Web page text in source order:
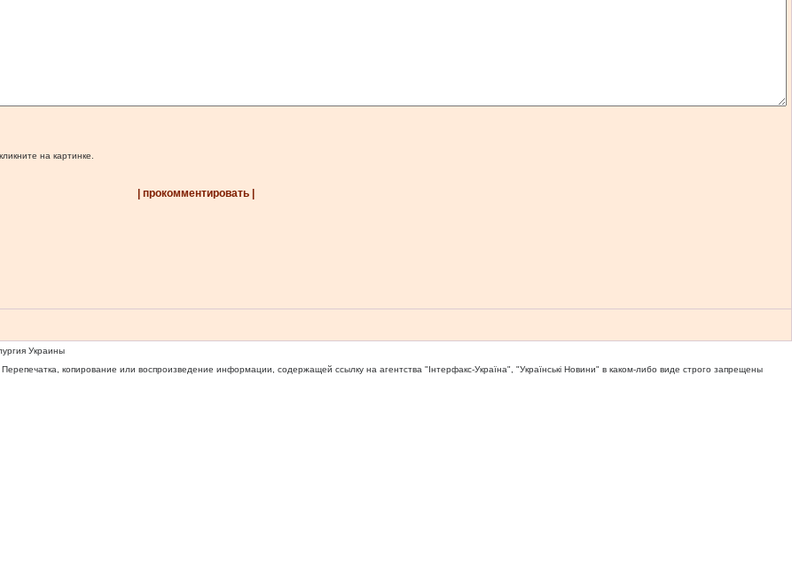
на картинке.
| прокомментировать |
Украины
копирование или воспроизведение информации, содержащей ссылку на агентства "Iнтерфакс-Україна", "Українськi Новини" в каком-либо виде строго запрещены